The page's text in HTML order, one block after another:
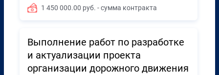
1 450 000.00 руб. - сумма контракта
Выполнение работ по разработке
и актуализации проекта
организации дорожного движения